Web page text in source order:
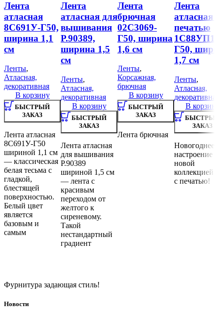
Лента
атласная
8С691У-Г50,
ширина 1,1
см
Ленты,
Атласная,
декоративная
В корзину
БЫСТРЫЙ
ЗАКАЗ
Лента атласная
8С691У-Г50
шириной 1,1 см
— классическая
белая тесьма с
гладкой,
блестящей
поверхностью.
Белый цвет
является
базовым и
самым
Лента
атласная для
вышивания
Р.90389,
ширина 1,5
см
Ленты,
Атласная,
декоративная
В корзину
БЫСТРЫЙ
ЗАКАЗ
Лента атласная
для вышивания
Р.90389
шириной 1,5 см
— лента с
красивым
переходом от
желтого к
сиреневому.
Такой
нестандартный
градиент
Лента
брючная
02С3069-
Г50, ширина
1,6 см
Ленты,
Корсажная,
брючная
В корзину
БЫСТРЫЙ
ЗАКАЗ
Лента брючная
Лента
атласная с
печатью
1С88УП1-
Г50,
1,7 см
Ленты,
Атласная,
декоративная
В корзину
БЫСТРЫЙ
ЗАКАЗ
Новогоднее
настроение с
новой
коллекцией
с печатью!
Фурнитура задающая стиль!
Новости